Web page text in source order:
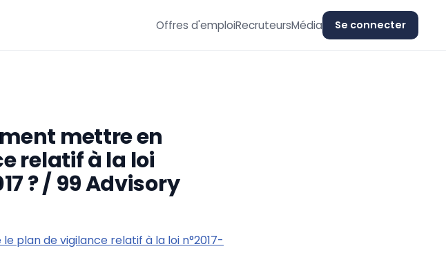
Offres d'emploiRecruteursMédia Se connecter
mettre en
relatif à la loi
? / 99 Advisory
plan de vigilance relatif à la loi n°2017-